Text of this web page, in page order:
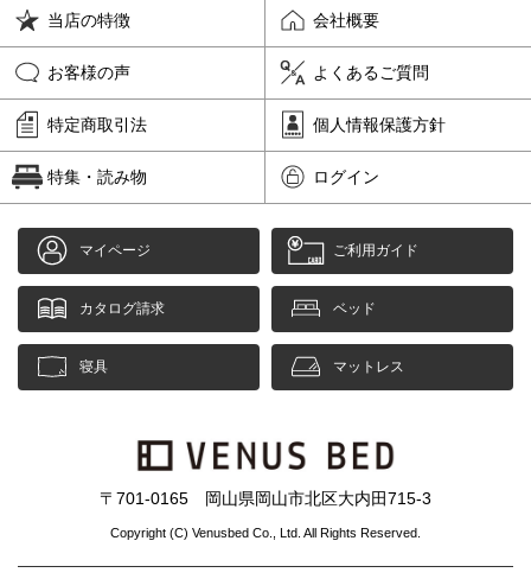
当店の特徴 会社概要
お客様の声 よくあるご質問
特定商取引法 個人情報保護方針
特集・読み物 ログイン
マイページ ご利用ガイド
カタログ請求 ベッド
寝具 マットレス
〒701-0165 岡山県岡山市北区大内田715-3
Copyright (C) Venusbed Co., Ltd. All Rights Reserved.